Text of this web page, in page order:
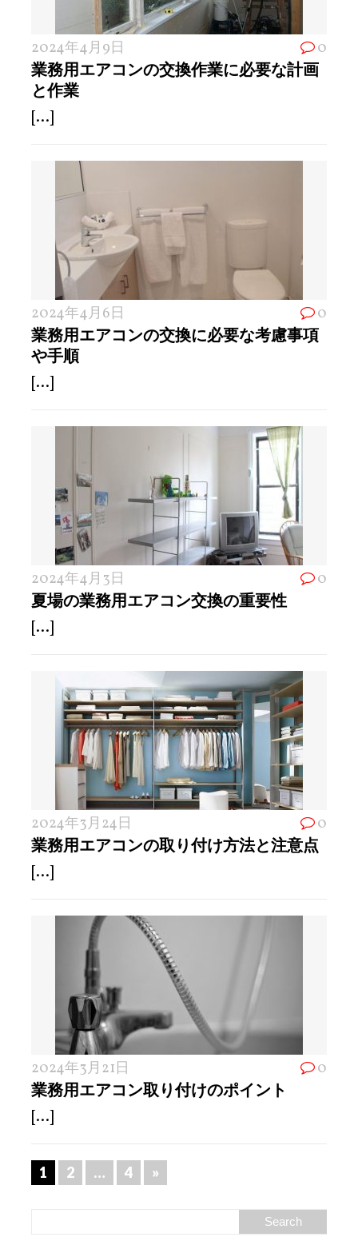
2024年4月9日 0
業務用エアコンの交換作業に必要な計画
と作業
[...]
2024年4月6日 0
業務用エアコンの交換に必要な考慮事項
や手順
[...]
2024年4月3日 0
夏場の業務用エアコン交換の重要性
[...]
2024年3月24日 0
業務用エアコンの取り付け方法と注意点
[...]
2024年3月21日 0
業務用エアコン取り付けのポイント
[...]
1 2 … 4 »